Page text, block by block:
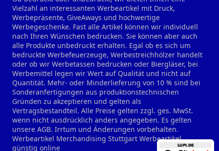
Vielzahl an interessanten Werbeartikel mit Druck,
Werbepräsente, GiveAways und hochwertige
Werbegeschenke. Fast alle Artikel können wir individuell
nach Ihren Wünschen bedrucken. Sie können aber auch
alle Produkte unbedruckt erhalten. Egal ob es sich um
bedruckte Werbefeuerzeuge, Werbestreichhölzer handelt
oder ob wir Werbetassen bedrucken oder Biergläser, bei
Werbemittel legen wir Wert auf Qualität und nicht auf
Quantität. Mehr- oder Minderlieferung von 10 % sind bei
Sonderanfertigungen aus produktionstechnischen
Gründen zu akzeptieren und gelten als
Vertragsbestandteil. Alle Preise gelten zzgl. ges. MwSt.
wenn nicht ausdrücklich anders angegeben. Es gelten
unsere AGB. Irrtum und Änderungen vorbehalten.
Werbeartikel Merchandising Stuttgart Werbeartikel
günstig online